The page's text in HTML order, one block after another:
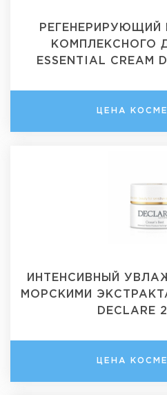
РЕГЕНЕРИРУЮЩИЙ
КОМПЛЕКСНОГО
ESSENTIAL CREAM
ЦЕНА
ИНТЕНСИВНЫЙ
МОРСКИМИ
DECLARE
ЦЕНА